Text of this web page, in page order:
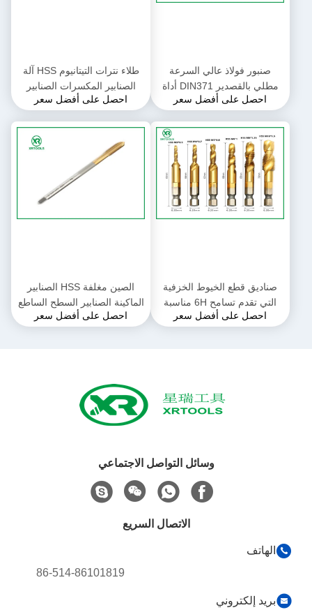
صنبور فولاذ عالي السرعة
مطلي بالقصدير DIN371 أداة
قطع الخيوط مناسبة لتطبيقات
احصل على أفضل سعر
طلاء نترات التيتانيوم HSS آلة
الصنابير المكسرات الصنابير
القصدير مطلية السطح الخيوط
احصل على أفضل سعر
صناديق قطع الخيوط الخزفية
التي تقدم تسامح 6H مناسبة
لقطع الخيوط المهنية في
احصل على أفضل سعر
الصين مغلفة HSS الصنابير
الماكينة الصنابير السطح الساطع
النهاية متعددة الاستخدامات
احصل على أفضل سعر
وسائل التواصل الاجتماعي
الاتصال السريع
الهاتف
86-514-86101819
بريد إلكتروني